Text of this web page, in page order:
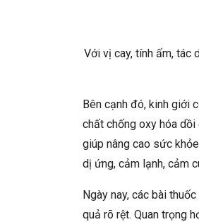
Với vị cay, tính ấm, tác
Bên cạnh đó, kinh giới
chất chống oxy hóa
giúp nâng cao sức
dị ứng, cảm lạnh, cảm
Ngày nay, các bài
quả rõ rệt. Quan trọng